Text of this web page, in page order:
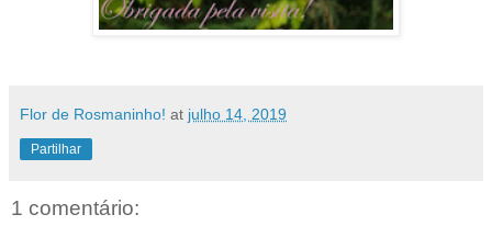
Flor de Rosmaninho! at julho 14, 2019
Partilhar
1 comentário: